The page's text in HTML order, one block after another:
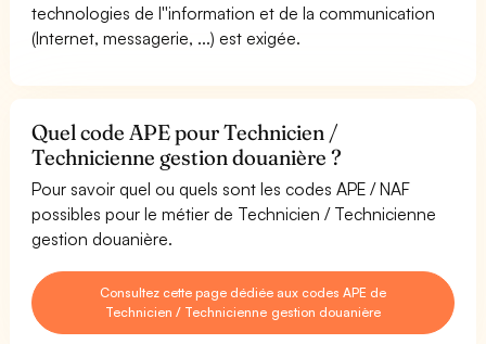
technologies de l''information et de la communication
(Internet, messagerie, ...) est exigée.
Quel code APE pour Technicien /
Technicienne gestion douanière ?
Pour savoir quel ou quels sont les codes APE / NAF
possibles pour le métier de Technicien / Technicienne
gestion douanière.
Consultez cette page dédiée aux codes APE de
Technicien / Technicienne gestion douanière